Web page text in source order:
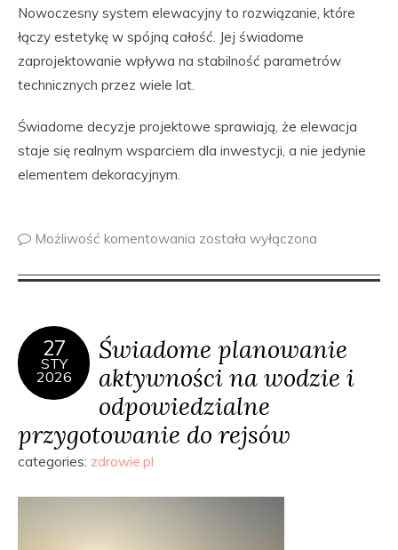
Nowoczesny system elewacyjny to rozwiązanie, które
łączy estetykę w spójną całość. Jej świadome
zaprojektowanie wpływa na stabilność parametrów
technicznych przez wiele lat.
Świadome decyzje projektowe sprawiają, że elewacja
staje się realnym wsparciem dla inwestycji, a nie jedynie
elementem dekoracyjnym.
Możliwość komentowania została wyłączona
27
STY
2026
Świadome planowanie
aktywności na wodzie i
odpowiedzialne
przygotowanie do rejsów
categories: zdrowie.pl